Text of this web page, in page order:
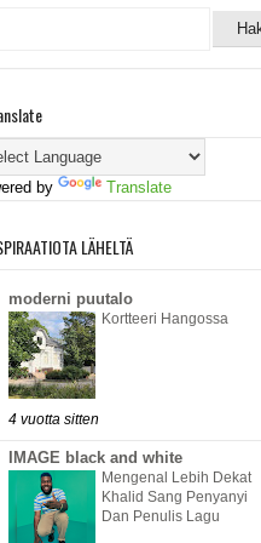
by Translate
LÄHELTÄ
moderni puutalo
Kortteeri Hangossa
4 vuotta sitten
IMAGE black and white
Mengenal Lebih Dekat
Khalid Sang Penyanyi
Dan Penulis Lagu